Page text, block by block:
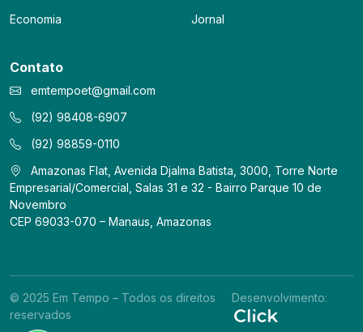
Economia
Jornal
Contato
emtempoet@gmail.com
(92) 98408-6907
(92) 98859-0110
Amazonas Flat, Avenida Djalma Batista, 3000, Torre Norte
Empresarial/Comercial, Salas 31 e 32 - Bairro Parque 10 de
Novembro
CEP 69033-070 – Manaus, Amazonas
© 2025 Em Tempo – Todos os direitos
reservados
Desenvolvimento: